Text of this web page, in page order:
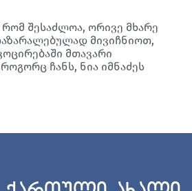
რომ შესაძლოა, ორივე მხარე
მივიჩნიოთ,
მთავარი
ჩანს, ნია იმნაძეს